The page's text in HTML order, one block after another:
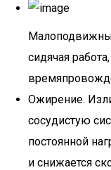
сидячая
Ожирение.
сосудистую
постоянной
и снижается